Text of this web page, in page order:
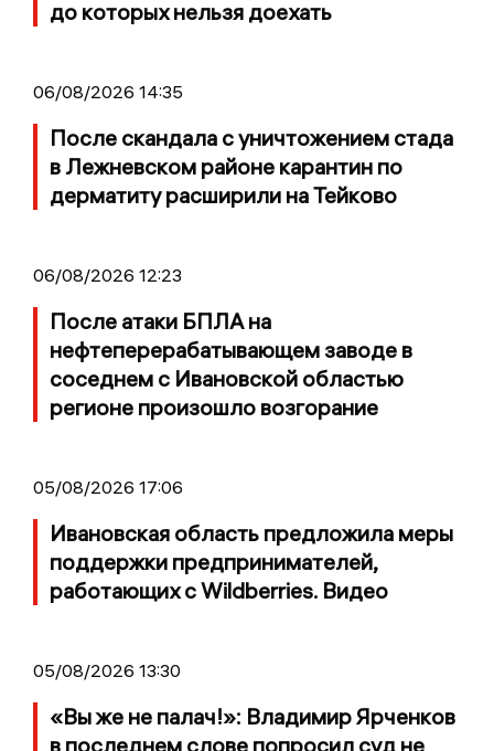
до которых нельзя доехать
06/08/2026 14:35
После скандала с уничтожением стада
в Лежневском районе карантин по
дерматиту расширили на Тейково
06/08/2026 12:23
После атаки БПЛА на
нефтеперерабатывающем заводе в
соседнем с Ивановской областью
регионе произошло возгорание
05/08/2026 17:06
Ивановская область предложила меры
поддержки предпринимателей,
работающих с Wildberries. Видео
05/08/2026 13:30
«Вы же не палач!»: Владимир Ярченков
в последнем слове попросил суд не